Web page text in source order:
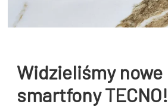
Widzieliśmy nowe
smartfony TECNO!